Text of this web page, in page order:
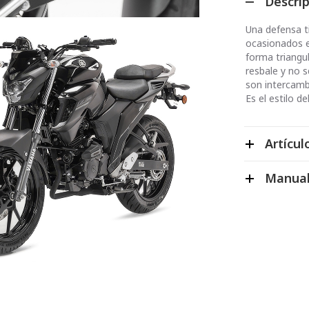
Una defensa
ocasionados
forma
resbale y no
son
Es el estilo